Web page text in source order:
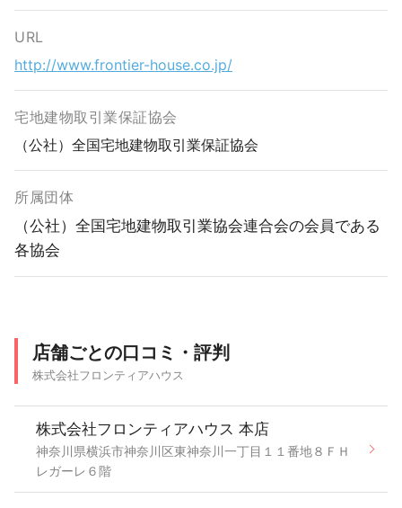
URL
http://www.frontier-house.co.jp/
宅地建物取引業保証協会
（公社）全国宅地建物取引業保証協会
所属団体
（公社）全国宅地建物取引業協会連合会の会員である
各協会
店舗ごとの口コミ・評判
株式会社フロンティアハウス
株式会社フロンティアハウス 本店
神奈川県横浜市神奈川区東神奈川一丁目１１番地８ＦＨ
レガーレ６階